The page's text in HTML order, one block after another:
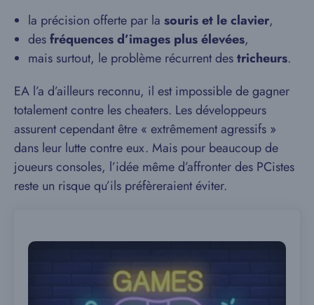
la précision offerte par la souris et le clavier,
desfréquences d’images plus élevées,
mais surtout, le problème récurrent destricheurs.
EA l’a d’ailleurs reconnu, il est impossible de gagner
totalement contre les cheaters. Les développeurs
assurent cependant être « extrêmement agressifs »
dans leur lutte contre eux. Mais pour beaucoup de
joueurs consoles, l’idée même d’affronter des PCistes
reste un risque qu’ils préfèreraient éviter.